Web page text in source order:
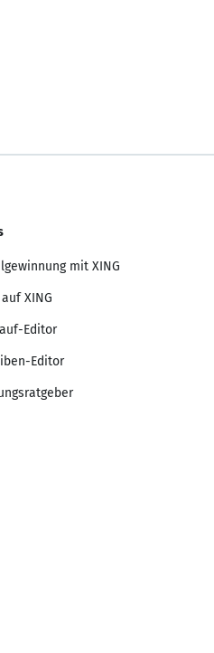
mit XING
XING
Editor
Editor